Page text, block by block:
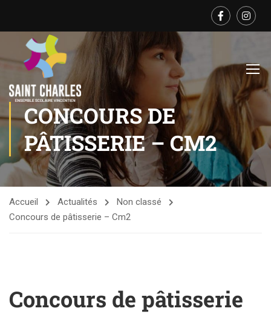
CONCOURS DE
PÂTISSERIE – CM2
Accueil Actualités
Non classé
Concours de pâtisserie – Cm2
Concours de pâtisserie